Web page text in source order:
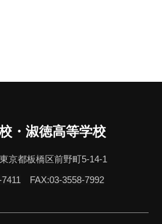
・淑徳高等学校
京都板橋区前野町5-14-1
FAX:03-3558-7992